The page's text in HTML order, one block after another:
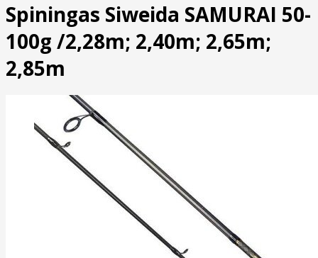
Spiningas Siweida SAMURAI 50-
100g /2,28m; 2,40m; 2,65m;
2,85m